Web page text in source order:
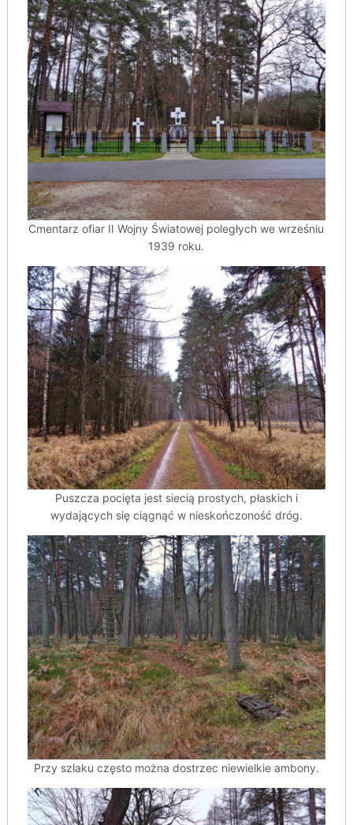
Cmentarz ofiar II Wojny Światowej poległych we wrześniu
1939 roku.
Puszcza pocięta jest siecią prostych, płaskich i
wydających się ciągnąć w nieskończoność dróg.
Przy szlaku często można dostrzec niewielkie ambony.